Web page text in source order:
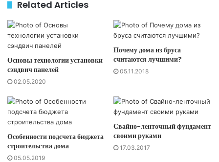
Related Articles
Основы технологии установки
сэндвич панелей
02.05.2020
Почему дома из бруса
считаются лучшими?
05.11.2018
Особенности подсчета бюджета
строительства дома
05.05.2019
Свайно-ленточный фундамент
своими руками
17.03.2017